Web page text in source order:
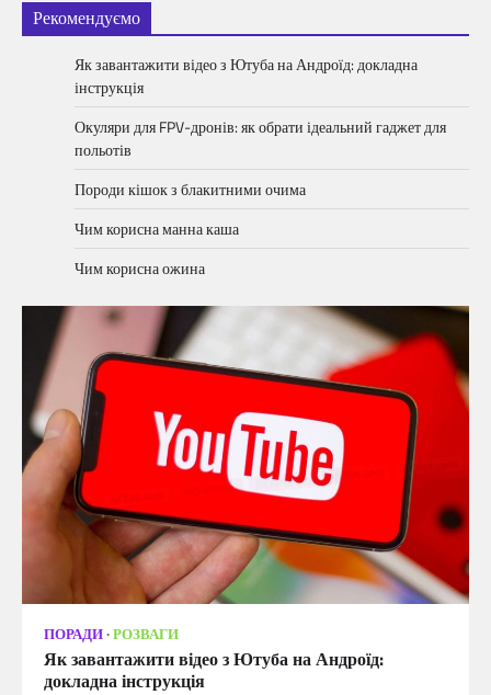
Рекомендуємо
Як завантажити відео з Ютуба на Андроїд: докладна
інструкція
Окуляри для FPV-дронів: як обрати ідеальний гаджет для
польотів
Породи кішок з блакитними очима
Чим корисна манна каша
Чим корисна ожина
ПОРАДИ РОЗВАГИ
Як завантажити відео з Ютуба на Андроїд:
докладна інструкція